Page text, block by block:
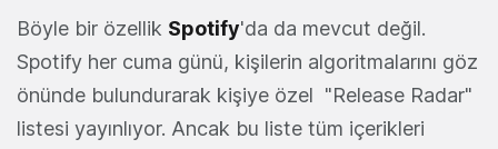
Böyle bir özellik Spotify'da da mevcut değil.
Spotify her cuma günü, kişilerin algoritmalarını göz
önünde bulundurarak kişiye özel "Release Radar"
listesi yayınlıyor. Ancak bu liste tüm içerikleri